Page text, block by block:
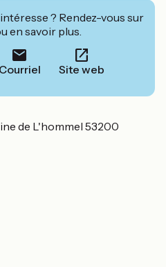
? Rendez-vous sur
en savoir plus.
Courriel Site web
de L'hommel 53200